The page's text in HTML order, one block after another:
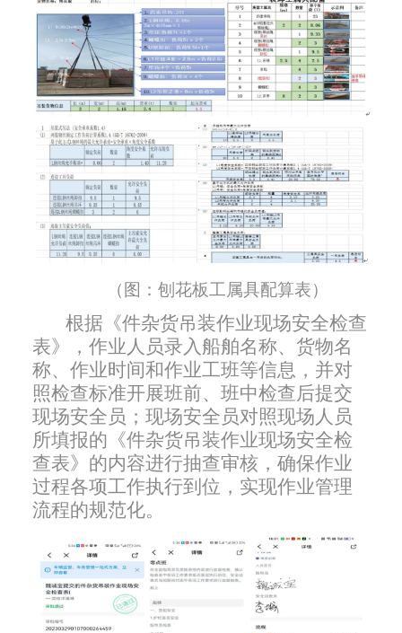
（图：刨花板工属具配算表）
根据《件杂货吊装作业现场安全检查
表》，作业人员录入船舶名称、货物名
称、作业时间和作业工班等信息，并对
照检查标准开展班前、班中检查后提交
现场安全员；现场安全员对照现场人员
所填报的《件杂货吊装作业现场安全检
查表》的内容进行抽查审核，确保作业
过程各项工作执行到位，实现作业管理
流程的规范化。